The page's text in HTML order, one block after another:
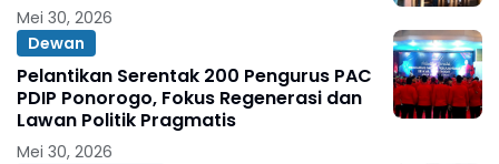
Mei 30, 2026
Dewan
Pelantikan Serentak 200 Pengurus PAC
PDIP Ponorogo, Fokus Regenerasi dan
Lawan Politik Pragmatis
Mei 30, 2026